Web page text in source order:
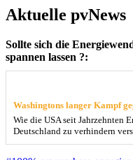
Aktuelle pvNews
Sollte sich die
spannen lassen ?:
Washingtons langer Kampf
Wie die USA seit Jahrzehnten
Deutschland zu verhindern